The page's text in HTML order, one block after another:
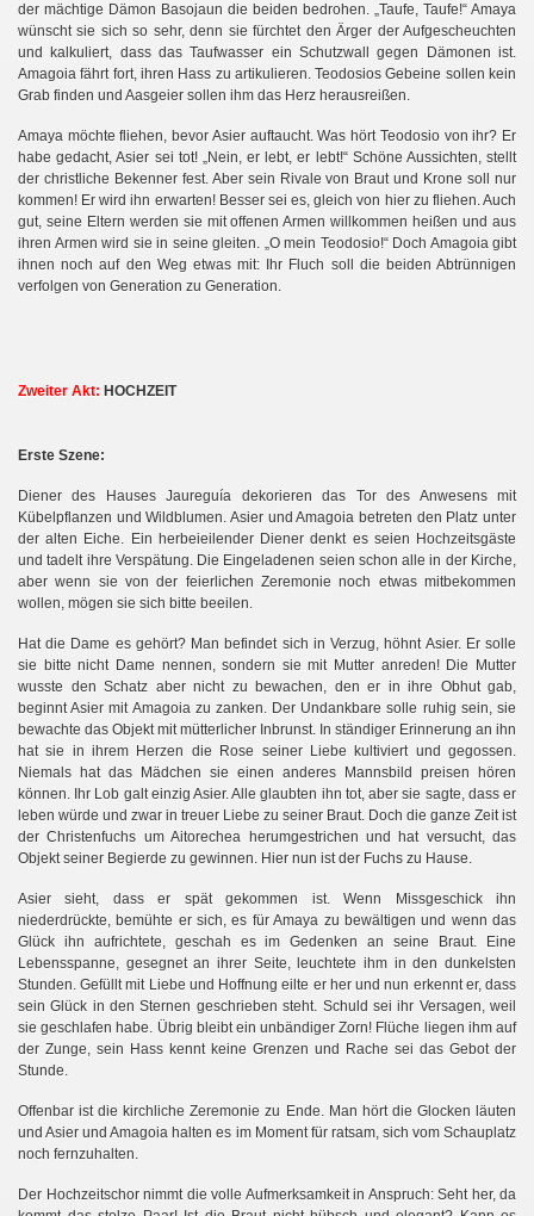
der mächtige Dämon Basojaun die beiden bedrohen. „Taufe, Taufe!“ Amaya
wünscht sie sich so sehr, denn sie fürchtet den Ärger der Aufgescheuchten
und kalkuliert, dass das Taufwasser ein Schutzwall gegen Dämonen ist.
Amagoia fährt fort, ihren Hass zu artikulieren. Teodosios Gebeine sollen kein
Grab finden und Aasgeier sollen ihm das Herz herausreißen.
Amaya möchte fliehen, bevor Asier auftaucht. Was hört Teodosio von ihr? Er
habe gedacht, Asier sei tot! „Nein, er lebt, er lebt!“ Schöne Aussichten, stellt
der christliche Bekenner fest. Aber sein Rivale von Braut und Krone soll nur
kommen! Er wird ihn erwarten! Besser sei es, gleich von hier zu fliehen. Auch
gut, seine Eltern werden sie mit offenen Armen willkommen heißen und aus
ihren Armen wird sie in seine gleiten. „O mein Teodosio!“ Doch Amagoia gibt
ihnen noch auf den Weg etwas mit: Ihr Fluch soll die beiden Abtrünnigen
verfolgen von Generation zu Generation.
Zweiter Akt: HOCHZEIT
Erste Szene:
Diener des Hauses Jaureguía dekorieren das Tor des Anwesens mit
Kübelpflanzen und Wildblumen. Asier und Amagoia betreten den Platz unter
der alten Eiche. Ein herbeieilender Diener denkt es seien Hochzeitsgäste
und tadelt ihre Verspätung. Die Eingeladenen seien schon alle in der Kirche,
aber wenn sie von der feierlichen Zeremonie noch etwas mitbekommen
wollen, mögen sie sich bitte beeilen.
Hat die Dame es gehört? Man befindet sich in Verzug, höhnt Asier. Er solle
sie bitte nicht Dame nennen, sondern sie mit Mutter anreden! Die Mutter
wusste den Schatz aber nicht zu bewachen, den er in ihre Obhut gab,
beginnt Asier mit Amagoia zu zanken. Der Undankbare solle ruhig sein, sie
bewachte das Objekt mit mütterlicher Inbrunst. In ständiger Erinnerung an ihn
hat sie in ihrem Herzen die Rose seiner Liebe kultiviert und gegossen.
Niemals hat das Mädchen sie einen anderes Mannsbild preisen hören
können. Ihr Lob galt einzig Asier. Alle glaubten ihn tot, aber sie sagte, dass er
leben würde und zwar in treuer Liebe zu seiner Braut. Doch die ganze Zeit ist
der Christenfuchs um Aitorechea herumgestrichen und hat versucht, das
Objekt seiner Begierde zu gewinnen. Hier nun ist der Fuchs zu Hause.
Asier sieht, dass er spät gekommen ist. Wenn Missgeschick ihn
niederdrückte, bemühte er sich, es für Amaya zu bewältigen und wenn das
Glück ihn aufrichtete, geschah es im Gedenken an seine Braut. Eine
Lebensspanne, gesegnet an ihrer Seite, leuchtete ihm in den dunkelsten
Stunden. Gefüllt mit Liebe und Hoffnung eilte er her und nun erkennt er, dass
sein Glück in den Sternen geschrieben steht. Schuld sei ihr Versagen, weil
sie geschlafen habe. Übrig bleibt ein unbändiger Zorn! Flüche liegen ihm auf
der Zunge, sein Hass kennt keine Grenzen und Rache sei das Gebot der
Stunde.
Offenbar ist die kirchliche Zeremonie zu Ende. Man hört die Glocken läuten
und Asier und Amagoia halten es im Moment für ratsam, sich vom Schauplatz
noch fernzuhalten.
Der Hochzeitschor nimmt die volle Aufmerksamkeit in Anspruch: Seht her, da